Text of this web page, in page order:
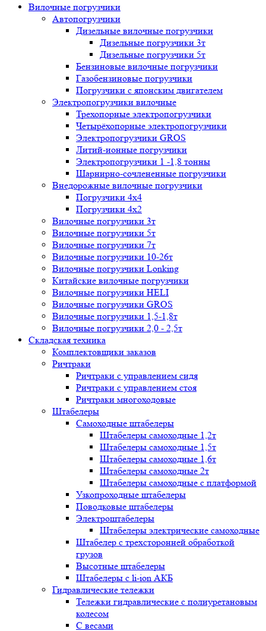
Вилочные погрузчики
Автопогрузчики
Дизельные вилочные погрузчики
Дизельные погрузчики 3т
Дизельные погрузчики 5т
Бензиновые вилочные погрузчики
Газобензиновые погрузчики
Погрузчики с японским двигателем
Электропогрузчики вилочные
Трехопорные электропогрузчики
Четырёхопорные электропогрузчики
Электропогрузчики GROS
Литий-ионные погрузчики
Электропогрузчики 1 -1,8 тонны
Шарнирно-сочлененные погрузчики
Внедорожные вилочные погрузчики
Погрузчики 4х4
Погрузчики 4х2
Вилочные погрузчики 3т
Вилочные погрузчики 5т
Вилочные погрузчики 7т
Вилочные погрузчики 10-26т
Вилочные погрузчики Lonking
Китайские вилочные погрузчики
Вилочные погрузчики HELI
Вилочные погрузчики GROS
Вилочные погрузчики 1,5-1,8т
Вилочные погрузчики 2,0 - 2,5т
Складская техника
Комплектовщики заказов
Ричтраки
Ричтраки с управлением сидя
Ричтраки с управлением стоя
Ричтраки многоходовые
Штабелеры
Самоходные штабелеры
Штабелеры самоходные 1,2т
Штабелеры самоходные 1,5т
Штабелеры самоходные 1,6т
Штабелеры самоходные 2т
Штабелеры самоходные с платформой
Узкопроходные штабелеры
Поводковые штабелеры
Электроштабелеры
Штабелеры электрические самоходные
Штабелер с трехсторонней обработкой
грузов
Высотные штабелеры
Штабелеры с li-ion АКБ
Гидравлические тележки
Тележки гидравлические с полиуретановым
колесом
С весами